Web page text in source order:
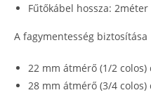
Fűtőkábel hossza: 2méter
A fagymentesség biztosítása
22 mm átmérő (1/2 colos)
28 mm átmérő (3/4 colos)